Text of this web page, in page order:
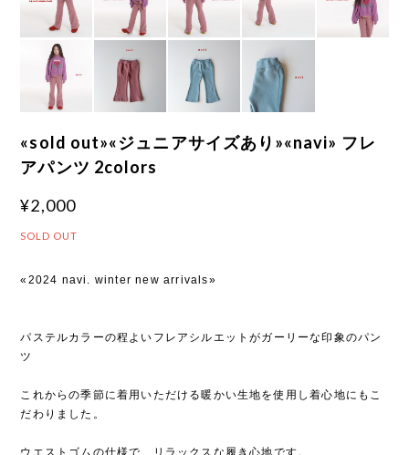
«sold out»«ジュニアサイズあり»«navi» フレ
アパンツ 2colors
¥2,000
SOLD OUT
«2024 navi. winter new arrivals»
パステルカラーの程よいフレアシルエットがガーリーな印象のパン
ツ
これからの季節に着用いただける暖かい生地を使用し着心地にもこ
だわりました。
ウエストゴムの仕様で、リラックスな履き心地です。